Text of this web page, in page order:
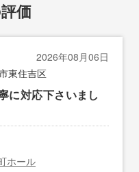
価
2026年08月06日
東住吉区
に対応下さいまし
ホール